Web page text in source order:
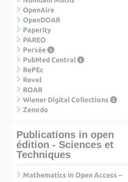
OpenAire
OpenDOAR
Paperity
PAREO
Persée
PubMed Central
RePEc
Revel
ROAR
Wiener Digital Collections
Zenodo
Publications in open
édition - Sciences et
Techniques
Mathematics in Open Access –